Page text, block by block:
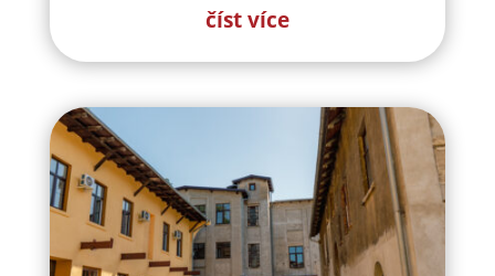
číst více